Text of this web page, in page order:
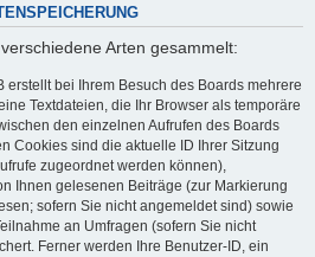
Arten gesammelt:
erstellt bei Ihrem Besuch des Boards mehrere
Textdateien, die Ihr Browser als temporäre
den einzelnen Aufrufen des Boards
Cookies sind die aktuelle ID Ihrer Sitzung
zugeordnet werden können),
Ihnen gelesenen Beiträge (zur Markierung
sofern Sie nicht angemeldet sind) sowie
an Umfragen (sofern Sie nicht
Ferner werden Ihre Benutzer-ID, ein